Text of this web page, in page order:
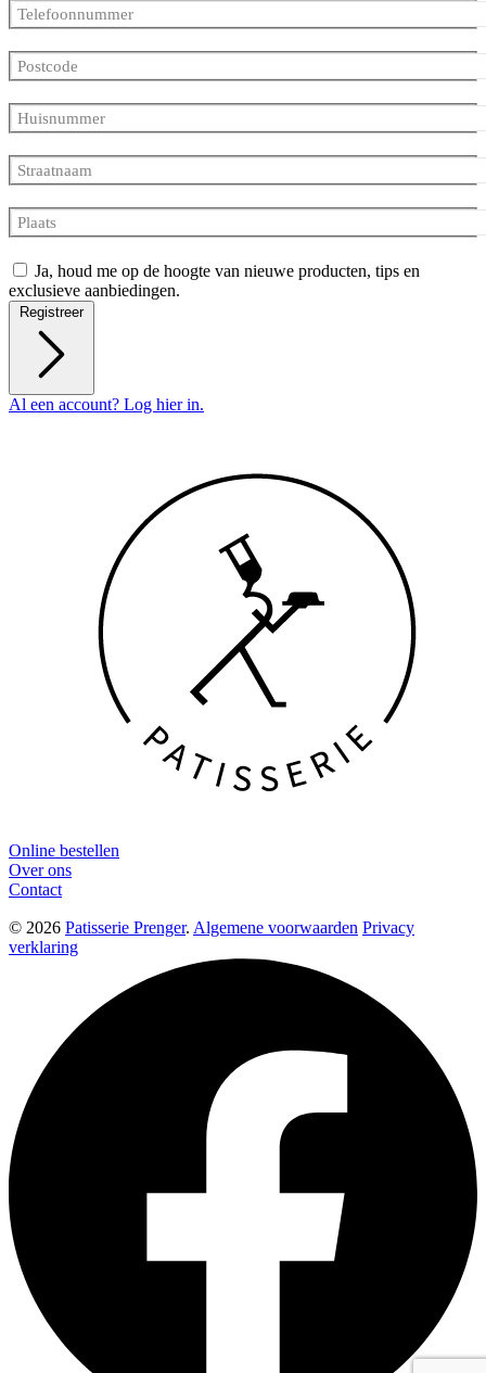
Telefoonnummer
Postcode
Huisnummer
Straatnaam
Plaats
Ja, houd me op de hoogte van nieuwe producten, tips en
exclusieve aanbiedingen.
Registreer
Al een account? Log hier in.
Online bestellen
Over ons
Contact
© 2026 Patisserie Prenger. Algemene voorwaarden Privacy
verklaring